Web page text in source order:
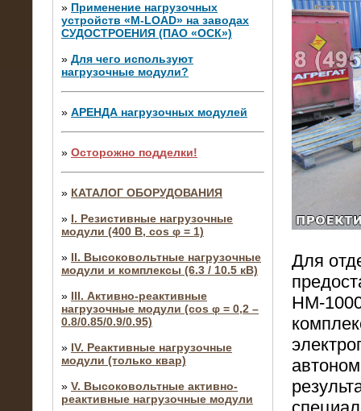
» Применение нагрузочных
устройств «M-LOAD» на заводах
СУДОСТРОЕНИЯ (ПАО «ОСК»)
» Для чего используют
нагрузочные модули?
» АРЕНДА нагрузочных модулей
» Осторожно подделки!
» КАТАЛОГ ОБОРУДОВАНИЯ
» I. Резистивные нагрузочные
модули (400 В, cos φ = 1)
» II. Высоковольтные нагрузочные
модули и комплексы (6.3 / 10.5 кВ)
» III. Активно-реактивные
нагрузочные модули (cos φ = 0,2 –
0.8/0.85/0.9/0.95)
» IV. Реактивные нагрузочные
модули (только квар)
» V. Высоковольтные активно-
реактивные нагрузочные модули
Для
НМ-